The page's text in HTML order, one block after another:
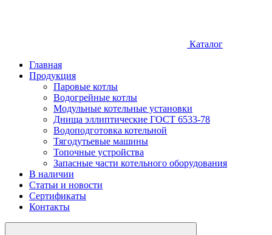
Каталог
Главная
Продукция
Паровые котлы
Водогрейные котлы
Модульные котельные установки
Днища эллиптические ГОСТ 6533-78
Водоподготовка котельной
Тягодутьевые машины
Топочные устройства
Запасные части котельного оборудования
В наличии
Статьи и новости
Сертификаты
Контакты